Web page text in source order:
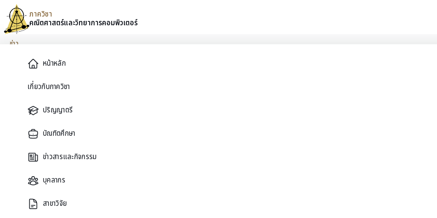
หน้าหลัก
เกี่ยวกับภาควิชา
ปริญญาตรี
บัณฑิตศึกษา
ข่าวสารและกิจกรรม
บุคลากร
สาขาวิจัย
ภาควิชา
คณิตศาสตร์และวิทยาการคอมพิวเตอร์
Skip to content
ข่าว
CSSS 2026
November 14, 2025
CSSS 2026 — Mathematical Modelling in Finance, Medical Science, and Weather Forecast
Faculty of Science, Mahidol University, Bangkok
The program welcomes graduate students, early-career researchers, and academics from Thailand and abroad.